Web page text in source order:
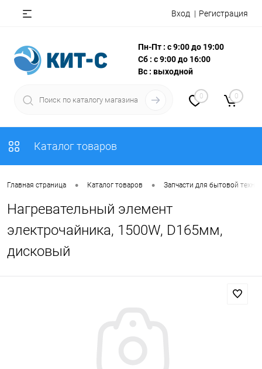
Вход Регистрация
Пн-Пт : с 9:00 до 19:00
Сб : с 9:00 до 16:00
Вс : выходной
0 0
Каталог товаров
Главная страница • Каталог товаров • Запчасти для бытовой
Нагревательный элемент
электрочайника, 1500W, D165мм,
дисковый